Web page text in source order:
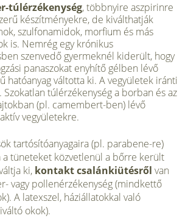
túlérzékenység, többnyire asz­pirinre
készítményekre, de kiválthatják
szulfonamidok, morfium és más
is. Nemrég egy krónikus
szenvedő gyermeknél kiderült, hogy
panaszokat enyhítő gélben lévő
hatóanyag váltotta ki. A vegyületek iránti
túlérzékenység a borban és az
(pl. camembert-ben) lévő
ve­gyületekre.
tartósítóanyagaira (pl. parabene-re)
a tüneteket közvetlenül a bőrre került
ki, kontakt csalánkiütésről van
vagy pollenérzékenység (mindkettő
A latexszel, háziállatokkal való
okok).